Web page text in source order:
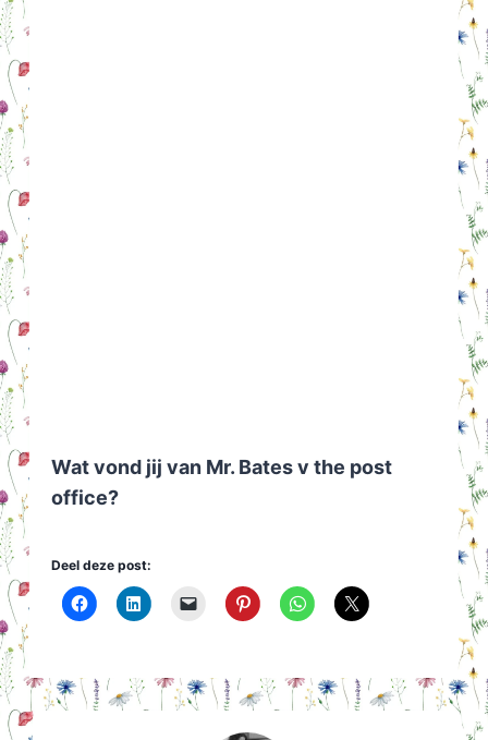
Wat vond jij van Mr. Bates v the post
office?
Deel deze post: